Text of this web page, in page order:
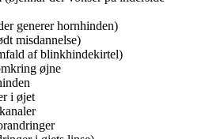
generer hornhinden)
misdannelse)
af blinkhindekirtel)
øjne
i øjet